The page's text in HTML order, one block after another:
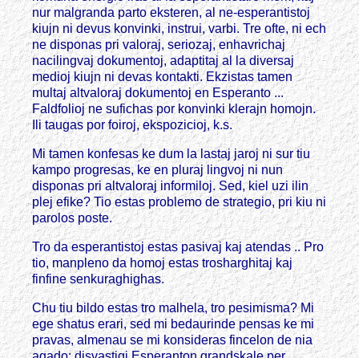
nur malgranda parto eksteren, al ne-esperantistoj
kiujn ni devus konvinki, instrui, varbi. Tre ofte, ni ech
ne disponas pri valoraj, seriozaj, enhavrichaj
nacilingvaj dokumentoj, adaptitaj al la diversaj
medioj kiujn ni devas kontakti. Ekzistas tamen
multaj altvaloraj dokumentoj en Esperanto ...
Faldfolioj ne sufichas por konvinki klerajn homojn.
Ili taugas por foiroj, ekspozicioj, k.s.
Mi tamen konfesas ke dum la lastaj jaroj ni sur tiu
kampo progresas, ke en pluraj lingvoj ni nun
disponas pri altvaloraj informiloj. Sed, kiel uzi ilin
plej efike? Tio estas problemo de strategio, pri kiu ni
parolos poste.
Tro da esperantistoj estas pasivaj kaj atendas .. Pro
tio, manpleno da homoj estas trosharghitaj kaj
finfine senkuraghighas.
Chu tiu bildo estas tro malhela, tro pesimisma? Mi
ege shatus erari, sed mi bedaurinde pensas ke mi
pravas, almenau se mi konsideras fincelon de nia